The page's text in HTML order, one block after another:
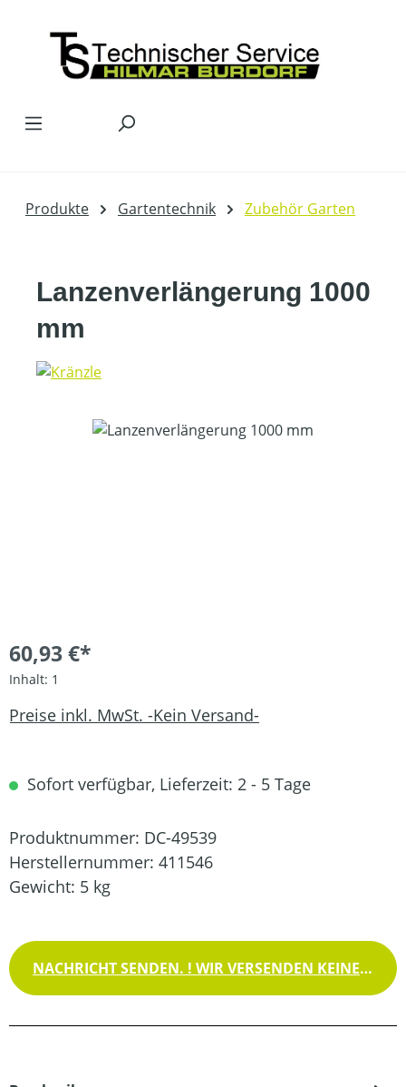
Produkte Gartentechnik Zubehör Garten
Lanzenverlängerung 1000
mm
Bildergalerie überspringen
60,93 €*
Inhalt: 1
Preise inkl. MwSt. -Kein Versand-
Sofort verfügbar, Lieferzeit: 2 - 5 Tage
Produktnummer: DC-49539
Herstellernummer: 411546
Gewicht: 5 kg
NACHRICHT SENDEN. ! WIR VERSENDEN KEINE WAREN !